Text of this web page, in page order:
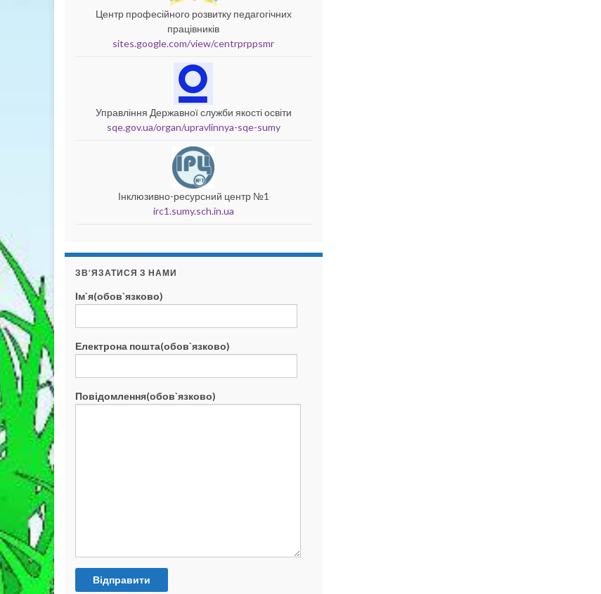
Центр професійного розвитку педагогічних
працівників
sites.google.com/view/centrprppsmr
Управління Державної служби якості освіти
sqe.gov.ua/organ/upravlinnya-sqe-sumy
Інклюзивно-ресурсний центр №1
irc1.sumy.sch.in.ua
ЗВ’ЯЗАТИСЯ З НАМИ
Ім`я(обов`язково)
Електрона пошта(обов`язково)
Повідомлення(обов`язково)